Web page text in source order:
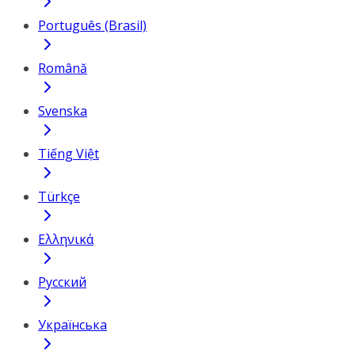
Português (Brasil)
Română
Svenska
Tiếng Việt
Türkçe
Ελληνικά
Русский
Українська